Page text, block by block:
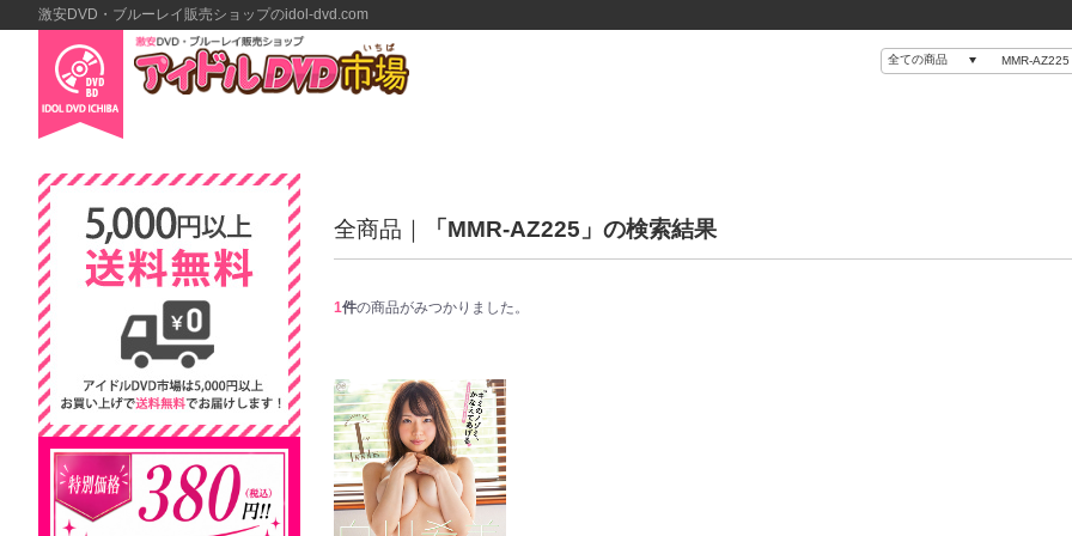
激安DVD・ブルーレイ販売ショップのidol-dvd.com
全商品 「MMR-AZ225」の検索結果
1件の商品がみつかりました。